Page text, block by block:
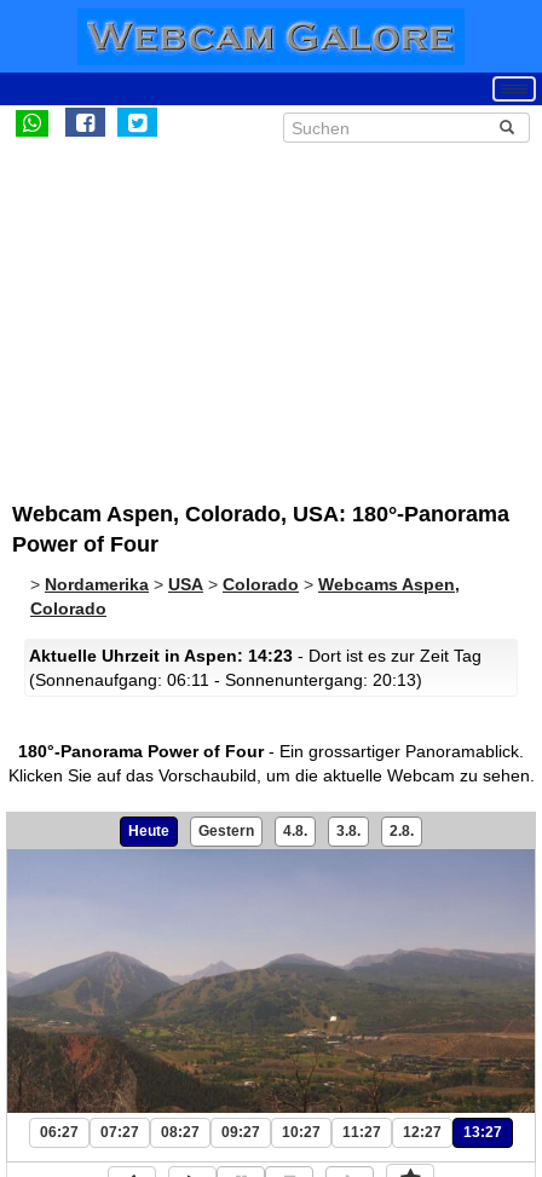
Webcam Aspen, Colorado, USA: 180°-Panorama
Power of Four
> Nordamerika > USA > Colorado > Webcams Aspen,
Colorado
Aktuelle Uhrzeit in Aspen: 14:23 - Dort ist es zur Zeit Tag
(Sonnenaufgang: 06:11 - Sonnenuntergang: 20:13)
180°-Panorama Power of Four- Ein grossartiger Panoramablick.
Klicken Sie auf das Vorschaubild, um die aktuelle Webcam zu sehen.
Heute Gestern 4.8. 3.8. 2.8.
06:27 07:27 08:27 09:27 10:27 11:27 12:27 13:27